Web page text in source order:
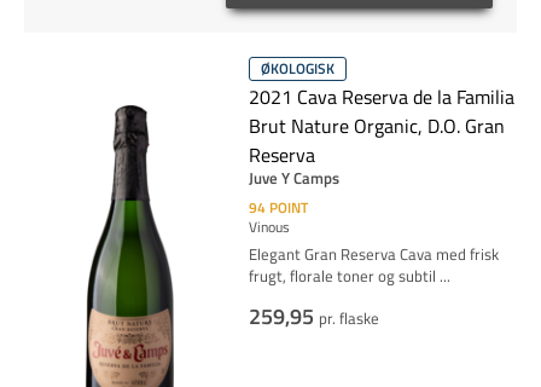
ØKOLOGISK
2021 Cava Reserva de la Familia
Brut Nature Organic, D.O. Gran
Reserva
Juve Y Camps
94 POINT
Vinous
Elegant Gran Reserva Cava med frisk
frugt, florale toner og subtil ...
259,95 pr. flaske